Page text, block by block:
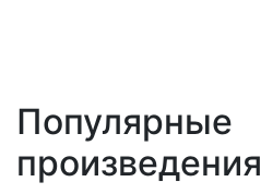
Популярные
произведения